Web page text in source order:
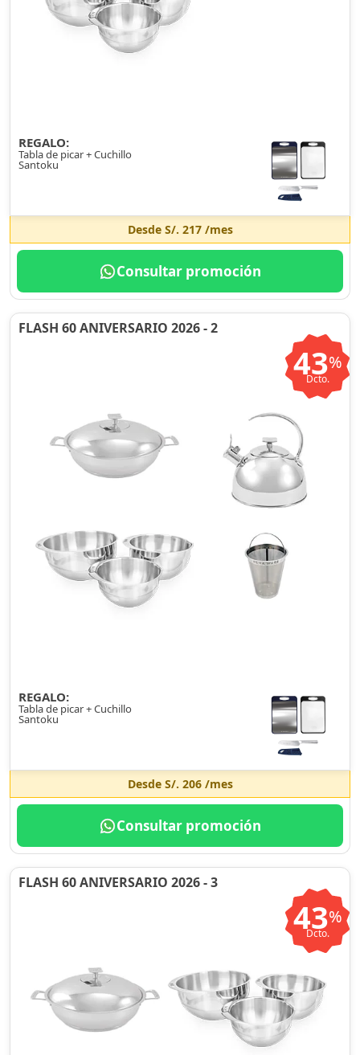
REGALO:
Tabla de picar + Cuchillo
Santoku
Desde S/. 217/mes
Consultar promoción
FLASH 60 ANIVERSARIO 2026 - 2
43%
Dcto.
REGALO:
Tabla de picar + Cuchillo
Santoku
Desde S/. 206/mes
Consultar promoción
FLASH 60 ANIVERSARIO 2026 - 3
43%
Dcto.